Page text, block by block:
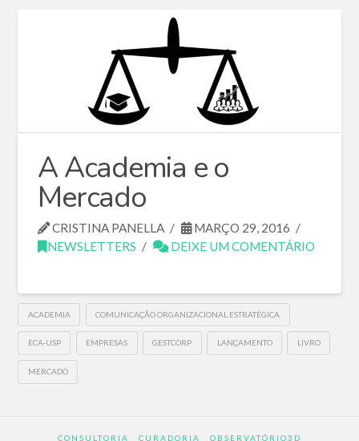
A Academia e o
Mercado
CRISTINA PANELLA
MARÇO 29, 2016
NEWSLETTERS
DEIXE UM COMENTÁRIO
ACADEMIA COMUNICAÇÃO ORGANIZACIONAL ESTRATÉGICA
ECA-USP EMPRESAS GESTCORP LANÇAMENTO LIVRO
MERCADO
CONSULTORIA CURADORIA OBSERVATÓRIO3D